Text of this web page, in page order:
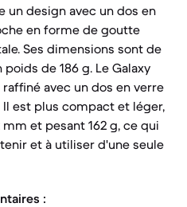
un design avec un dos en
en forme de goutte
Ses dimensions sont de
poids de 186 g. Le Galaxy
avec un dos en verre
est plus compact et léger,
mm et pesant 162 g, ce qui
et à utiliser d'une seule
: